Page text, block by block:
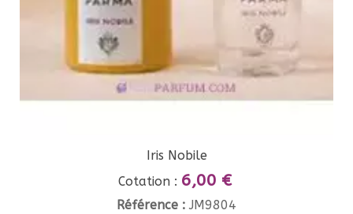
Iris Nobile
Cotation : 6,00 €
Référence : JM9804